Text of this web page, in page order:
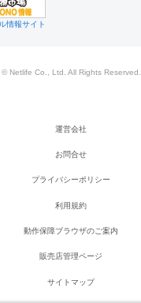
情報サイト
© Netlife Co., Ltd. All Rights Reserved.
運営会社
お問合せ
プライバシーポリシー
利用規約
動作保障ブラウザのご案内
販売店管理ページ
サイトマップ